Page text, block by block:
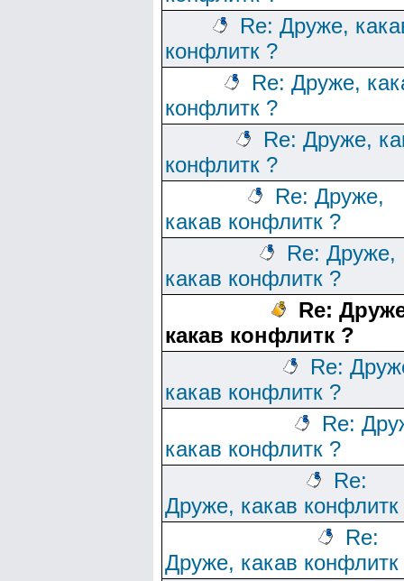
Re: Друже,
конфлитк ?
Re: Друже,
конфлитк ?
Re: Друже,
конфлитк ?
Re: Друже,
какав конфлитк ?
Re: Друже,
какав конфлитк ?
Re:
какав конфлитк ?
Re:
какав конфлитк ?
Re:
какав конфлитк ?
Re:
Друже, какав конфлитк
Re:
Друже, какав конфлитк